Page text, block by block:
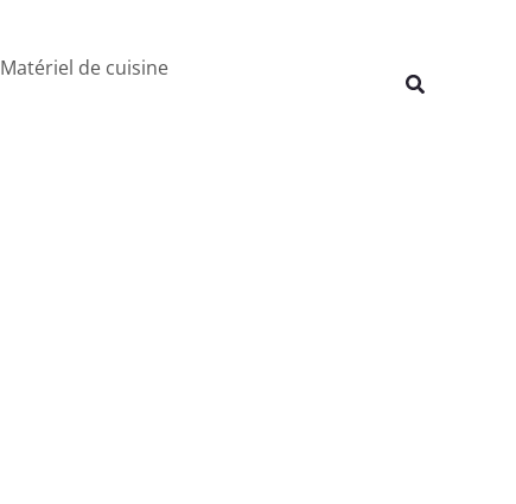
Matériel de cuisine
Rechercher